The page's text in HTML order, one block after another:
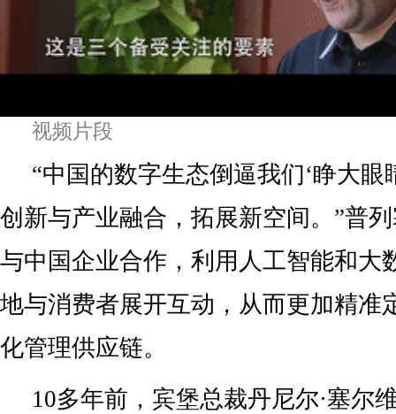
视频片段
“中国的数字生态倒逼我们‘睁大眼
创新与产业融合，拓展新空间。”普
与中国企业合作，利用人工智能和大
地与消费者展开互动，从而更加精准
化管理供应链。
10多年前，宾堡总裁丹尼尔·塞尔